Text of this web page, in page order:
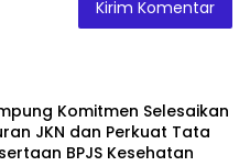
Komitmen Selesaikan
JKN dan Perkuat Tata
BPJS Kesehatan